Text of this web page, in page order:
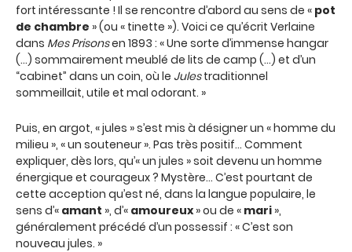
fort intéressante ! Il se rencontre d’abord au sens de « pot
de chambre » (ou « tinette »). Voici ce qu’écrit Verlaine
dans Mes Prisonsen 1893 : « Une sorte d’immense hangar
(…) sommairement meublé de lits de camp (…) et d’un
“cabinet” dans un coin, où le Julestraditionnel
sommeillait, utile et mal odorant. »
Puis, en argot, « jules » s’est mis à désigner un « homme du
milieu », « un souteneur ». Pas très positif… Comment
expliquer, dès lors, qu’« un jules » soit devenu un homme
énergique et courageux ? Mystère… C’est pourtant de
cette acception qu’est né, dans la langue populaire, le
sens d’« amant », d’« amoureux» ou de « mari »,
généralement précédé d’un possessif : « C’est son
nouveau jules. »